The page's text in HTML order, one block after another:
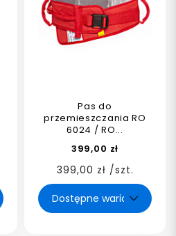
Pas do
przemieszczania RO
6024 / RO...
399,00 zł
399,00 zł /szt.